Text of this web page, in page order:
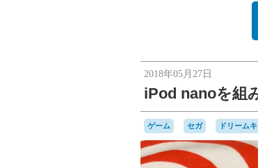
2018年05月27日
iPod nanoを組
ゲーム セガ ドリーム